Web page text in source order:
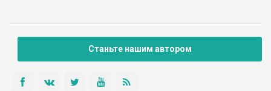
Станьте нашим автором